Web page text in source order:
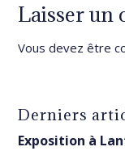
Laisser un
Vous devez être
Derniers
Exposition à